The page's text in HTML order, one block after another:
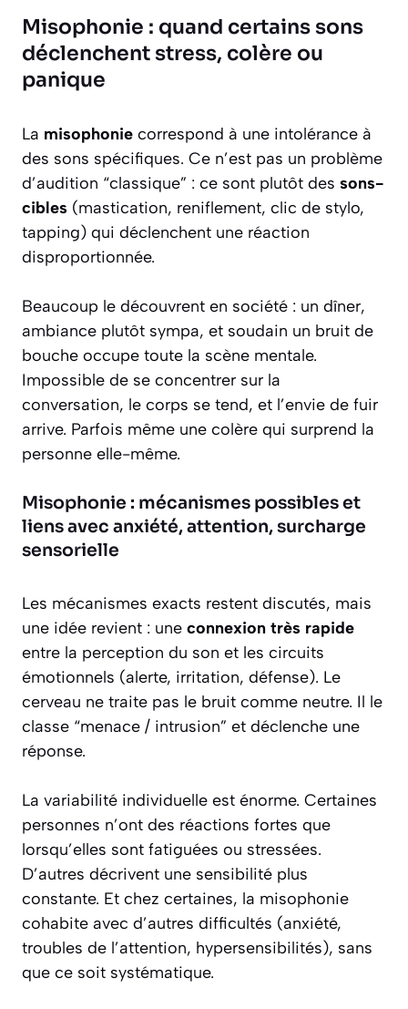
Misophonie : quand certains sons
déclenchent stress, colère ou
panique
La misophonie correspond à une intolérance à
des sons spécifiques. Ce n’est pas un problème
d’audition “classique” : ce sont plutôt des sons-
cibles (mastication, reniflement, clic de stylo,
tapping) qui déclenchent une réaction
disproportionnée.
Beaucoup le découvrent en société : un dîner,
ambiance plutôt sympa, et soudain un bruit de
bouche occupe toute la scène mentale.
Impossible de se concentrer sur la
conversation, le corps se tend, et l’envie de fuir
arrive. Parfois même une colère qui surprend la
personne elle-même.
Misophonie : mécanismes possibles et
liens avec anxiété, attention, surcharge
sensorielle
Les mécanismes exacts restent discutés, mais
une idée revient : une connexion très rapide
entre la perception du son et les circuits
émotionnels (alerte, irritation, défense). Le
cerveau ne traite pas le bruit comme neutre. Il le
classe “menace / intrusion” et déclenche une
réponse.
La variabilité individuelle est énorme. Certaines
personnes n’ont des réactions fortes que
lorsqu’elles sont fatiguées ou stressées.
D’autres décrivent une sensibilité plus
constante. Et chez certaines, la misophonie
cohabite avec d’autres difficultés (anxiété,
troubles de l’attention, hypersensibilités), sans
que ce soit systématique.